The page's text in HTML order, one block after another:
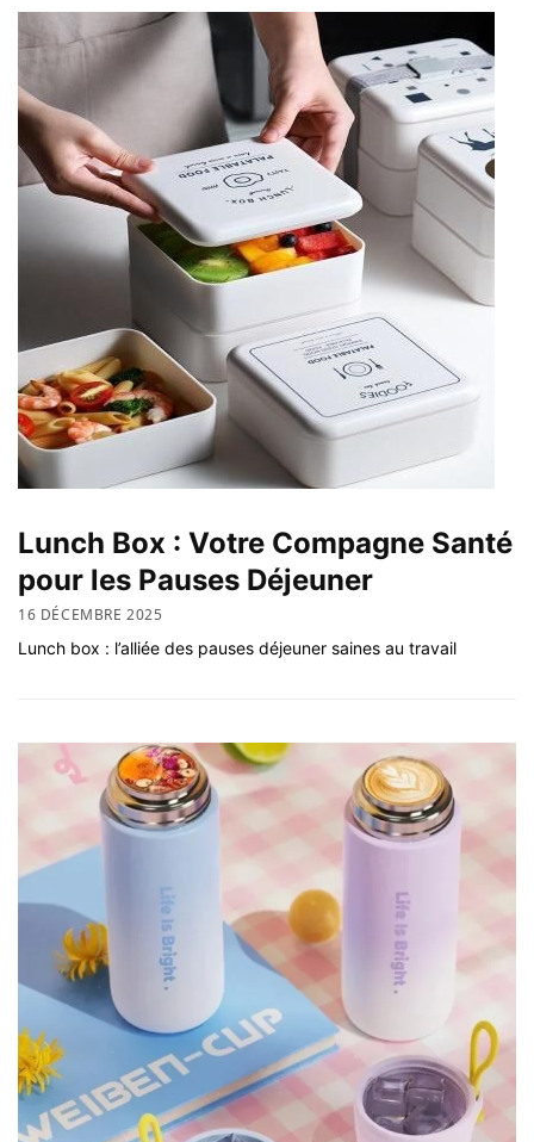
Lunch Box : Votre Compagne Santé
pour les Pauses Déjeuner
16 DÉCEMBRE 2025
Lunch box : l’alliée des pauses déjeuner saines au travail